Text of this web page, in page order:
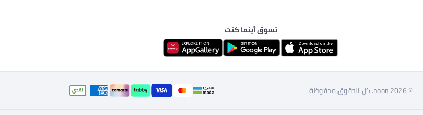
تسوق أينما كنت
© 2026 noon. كل الحقوق محفوظة